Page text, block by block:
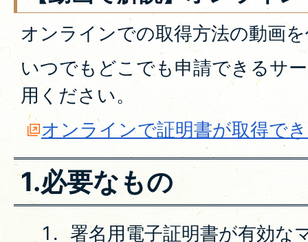
オンラインでの取得方法の動画
いつでもどこでも申請できるサ
用ください。
オンラインで証明書が取得で
1.必要なもの
署名用電子証明書が有効な